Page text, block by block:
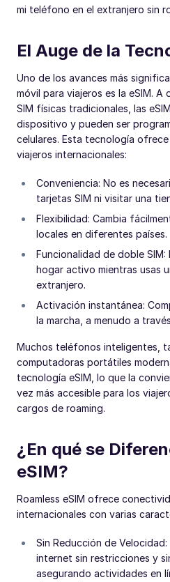
mi teléfono en el extranjero sin
El Auge de la
Uno de los avances más
móvil para viajeros es la eSIM.
SIM físicas tradicionales, las
dispositivo y pueden ser
celulares. Esta tecnología
viajeros internacionales:
Conveniencia: No es
tarjetas SIM ni visitar una
Flexibilidad: Cambia
locales en diferentes países.
Funcionalidad de doble
hogar activo mientras usas
extranjero.
Activación instantánea:
la marcha, a menudo a
Muchos teléfonos inteligentes,
computadoras portátiles
tecnología eSIM, lo que la
vez más accesible para los
cargos de roaming.
¿En qué se
eSIM?
Roamless eSIM ofrece
internacionales con varias
Sin Reducción de
internet sin restricciones y
asegurando actividades en